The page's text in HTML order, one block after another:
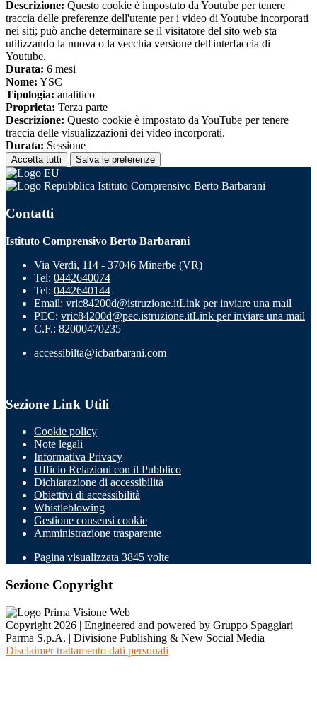
Descrizione: Questo cookie è impostato da Youtube per tenere
traccia delle preferenze dell'utente per i video di Youtube incorporati
nei siti; può anche determinare se il visitatore del sito web sta
utilizzando la nuova o la vecchia versione dell'interfaccia di
Youtube.
Durata: 6 mesi
Nome: YSC
Tipologia: analitico
Proprieta: Terza parte
Descrizione: Questo cookie è impostato da YouTube per tenere
traccia delle visualizzazioni dei video incorporati.
Durata: Sessione
Accetta tutti Salva le preferenze
Istituto Comprensivo Berto Barbarani
Contatti
Istituto Comprensivo Berto Barbarani
Via Verdi, 114 - 37046 Minerbe (VR)
Tel: 0442640074
Tel: 0442640144
Email: vric84200d@istruzione.itLink per inviare una mail
PEC: vric84200d@pec.istruzione.itLink per inviare una mail
C.F.: 82000470235
accessibilta@icbarbarani.com
Sezione Link Utili
Cookie policy
Note legali
Informativa Privacy
Ufficio Relazioni con il Pubblico
Dichiarazione di accessibilità
Obiettivi di accessibilità
Whistleblowing
Gestione consensi cookie
Amministrazione trasparente
Pagina visualizzata 3845 volte
Sezione Copyright
Copyright 2026 | Engineered and powered by Gruppo Spaggiari
Parma S.p.A. | Divisione Publishing & New Social Media
Disclaimer trattamento dati personali